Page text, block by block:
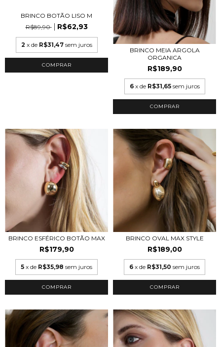
BRINCO BOTÃO LISO M
R$89,90
R$62,93
2 x de R$31,47 sem juros
COMPRAR
BRINCO MEIA ARGOLA
ORGANICA
R$189,90
6 x de R$31,65 sem juros
COMPRAR
BRINCO ESFÉRICO BOTÃO MAX
R$179,90
5 x de R$35,98 sem juros
COMPRAR
BRINCO OVAL MAX STYLE
R$189,00
6 x de R$31,50 sem juros
COMPRAR